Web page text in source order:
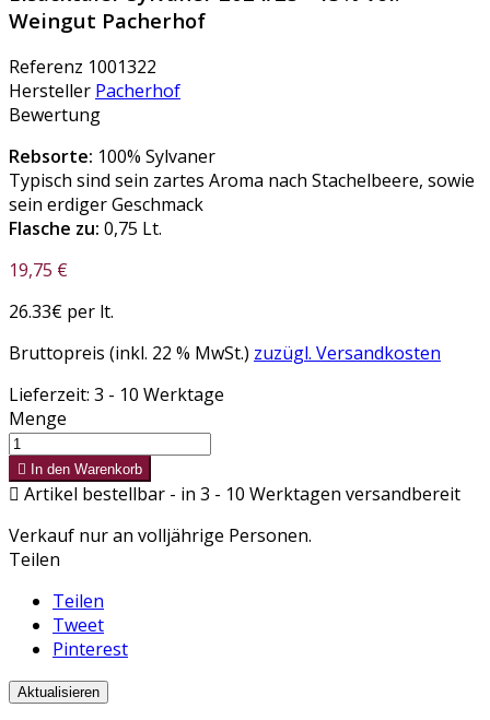
Weingut Pacherhof
Referenz 1001322
Hersteller Pacherhof
Bewertung
Rebsorte: 100% Sylvaner
Typisch sind sein zartes Aroma nach Stachelbeere, sowie
sein erdiger Geschmack
Flasche zu: 0,75 Lt.
19,75 €
26.33€ per lt.
Bruttopreis (inkl. 22 % MwSt.) zuzügl. Versandkosten
Lieferzeit: 3 - 10 Werktage
Menge
 In den Warenkorb
 Artikel bestellbar - in 3 - 10 Werktagen versandbereit
Verkauf nur an volljährige Personen.
Teilen
Teilen
Tweet
Pinterest